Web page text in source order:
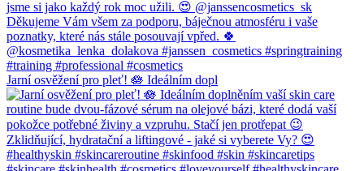
Jarní osvěžení pro pleť! 🪷 Ideálním dopl